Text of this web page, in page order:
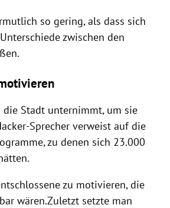
so gering, als dass sich
zwischen den
die Stadt unternimmt, um sie
Sprecher verweist auf die
zu denen sich 23.000
zu motivieren, die
wären.Zuletzt setzte man